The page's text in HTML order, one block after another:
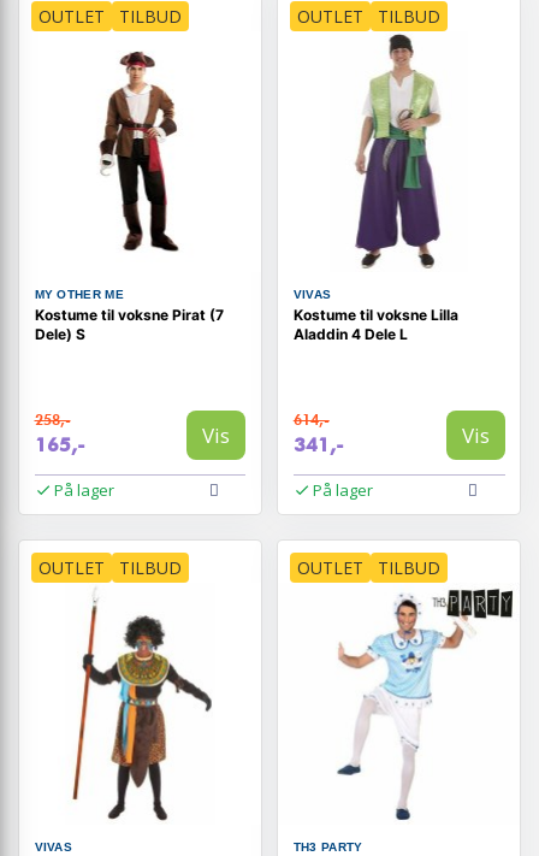
OUTLET TILBUD
MY OTHER ME
Kostume til voksne Pirat (7
Dele) S
258,-
165,- Vis
På lager
OUTLET TILBUD
VIVAS
Kostume til voksne Lilla
Aladdin 4 Dele L
614,-
341,- Vis
På lager
OUTLET TILBUD
VIVAS
OUTLET TILBUD
TH3 PARTY